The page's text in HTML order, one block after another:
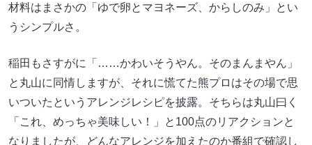
材料はまさかの「ゆで卵とマヨネーズ、からしのみ」とい
うシンプルさ。
稲田もさすがに「……かわいそうやん。そのまんまやん」
と丸山に同情しますが、それに慌てた熊プロはその場で思
いついたというアレンジレシピを披露。そちらは丸山曰く
「これ、めっちゃ美味しい！」と100点のリアクションと
なりましたが、どんなアレンジを加えたのか番組で確認し